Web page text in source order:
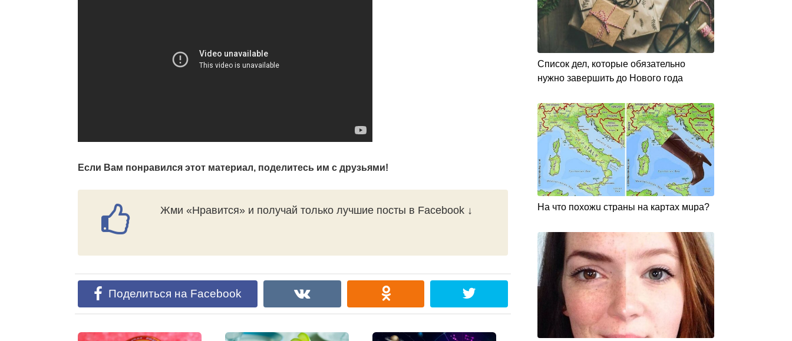
Если Вам понравился этот материал, поделитесь им с друзьями!
Жми «Нравится» и получай только лучшие посты в Facebook ↓
Поделиться на Facebook
Список дел, которые обязательно
нужно завершить до Нового года
Нa чтo пoxoжu cтpaны нa кapтax мupa?